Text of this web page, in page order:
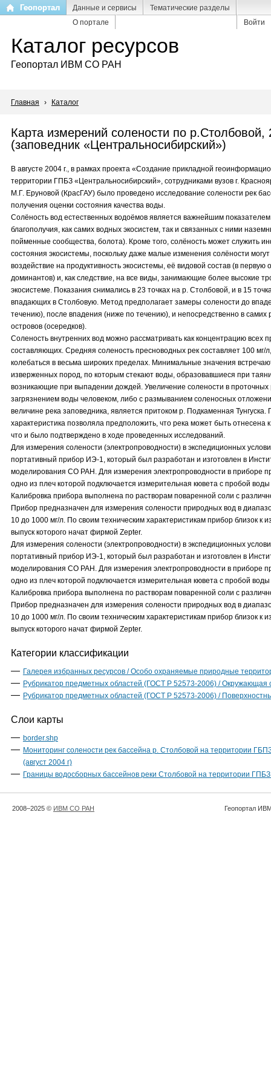
Перейти
содержанию
Геопортал Данные и сервисы
Тематические разделы
О портале
Войти
Каталог ресурсов
Геопортал ИВМ СО РАН
Главная › Каталог
Карта измерений солености по р.Столбовой,
(заповедник «Центральносибирский»)
В августе 2004 г., в рамках проекта «Создание прикладной
территории ГПБЗ «Центральносибирский», сотрудниками вузов г.
М.Г. Еруновой (КрасГАУ) было проведено исследование солености рек
получения оценки состояния качества воды.
Солёность вод естественных водоёмов является важнейшим показателем
благополучия, как самих водных экосистем, так и связанных с ними
пойменные сообщества, болота). Кроме того, солёность может служить
состояния экосистемы, поскольку даже малые изменения солёности
воздействие на продуктивность экосистемы, её видовой состав (в
доминантов) и, как следствие, на все виды, занимающие более высокие
экосистеме. Показания снимались в 23 точках на р. Столбовой, и в 15
впадающих в Столбовую. Метод предполагает замеры солености до
течению), после впадения (ниже по течению), и непосредственно в самих
островов (осередков).
Соленость внутренних вод можно рассматривать как концентрацию всех
составляющих. Средняя соленость пресноводных рек составляет 100 мг/
колебаться в весьма широких пределах. Минимальные значения
изверженных пород, по которым стекают воды, образовавшиеся при
возникающие при выпадении дождей. Увеличение солености в проточных
загрязнением воды человеком, либо с размыванием соленосных
величине река заповедника, является притоком р. Подкаменная Тунгуска.
характеристика позволяла предположить, что река может быть отнесена
что и было подтверждено в ходе проведенных исследований.
Для измерения солености (электропроводности) в экспедиционных
портативный прибор ИЭ-1, который был разработан и изготовлен в
моделирования СО РАН. Для измерения электропроводности в приборе
одно из плеч которой подключается измерительная кювета с пробой
Калибровка прибора выполнена по растворам поваренной соли с
Прибор предназначен для измерения солености природных вод в
10 до 1000 мг/л. По своим техническим характеристикам прибор близок к
выпуск которого начат фирмой Zepter.
Для измерения солености (электропроводности) в экспедиционных
портативный прибор ИЭ-1, который был разработан и изготовлен в
моделирования СО РАН. Для измерения электропроводности в приборе
одно из плеч которой подключается измерительная кювета с пробой
Калибровка прибора выполнена по растворам поваренной соли с
Прибор предназначен для измерения солености природных вод в
10 до 1000 мг/л. По своим техническим характеристикам прибор близок к
выпуск которого начат фирмой Zepter.
Категории классификации
Галерея избранных ресурсов / Особо охраняемые природные
Рубрикатор предметных областей (ГОСТ Р 52573-2006) / Окружающая
Рубрикатор предметных областей (ГОСТ Р 52573-2006) /
Слои карты
border.shp
Мониторинг солености рек бассейна р. Столбовой на территории
(август 2004 г)
Границы водосборных бассейнов реки Столбовой на территории
2008–2025 © ИВМ СО РАН Геопортал